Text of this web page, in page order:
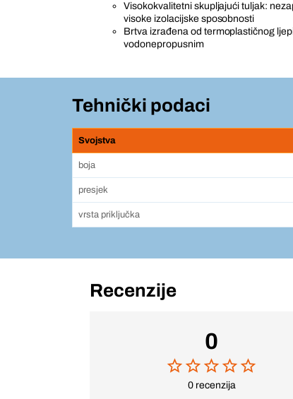
Visokokvalitetni skupljajući tuljak:
visoke izolacijske sposobnosti
Brtva izrađena od termoplastičnog
vodonepropusnim
Tehnički podaci
Svojstva
boja
presjek
vrsta priključka
Recenzije
0
0 recenzija